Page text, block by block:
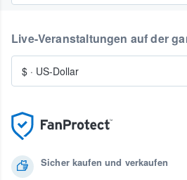
Sicher kaufen und verkaufen
Live-Veranstaltungen auf der
$ · US-Dollar